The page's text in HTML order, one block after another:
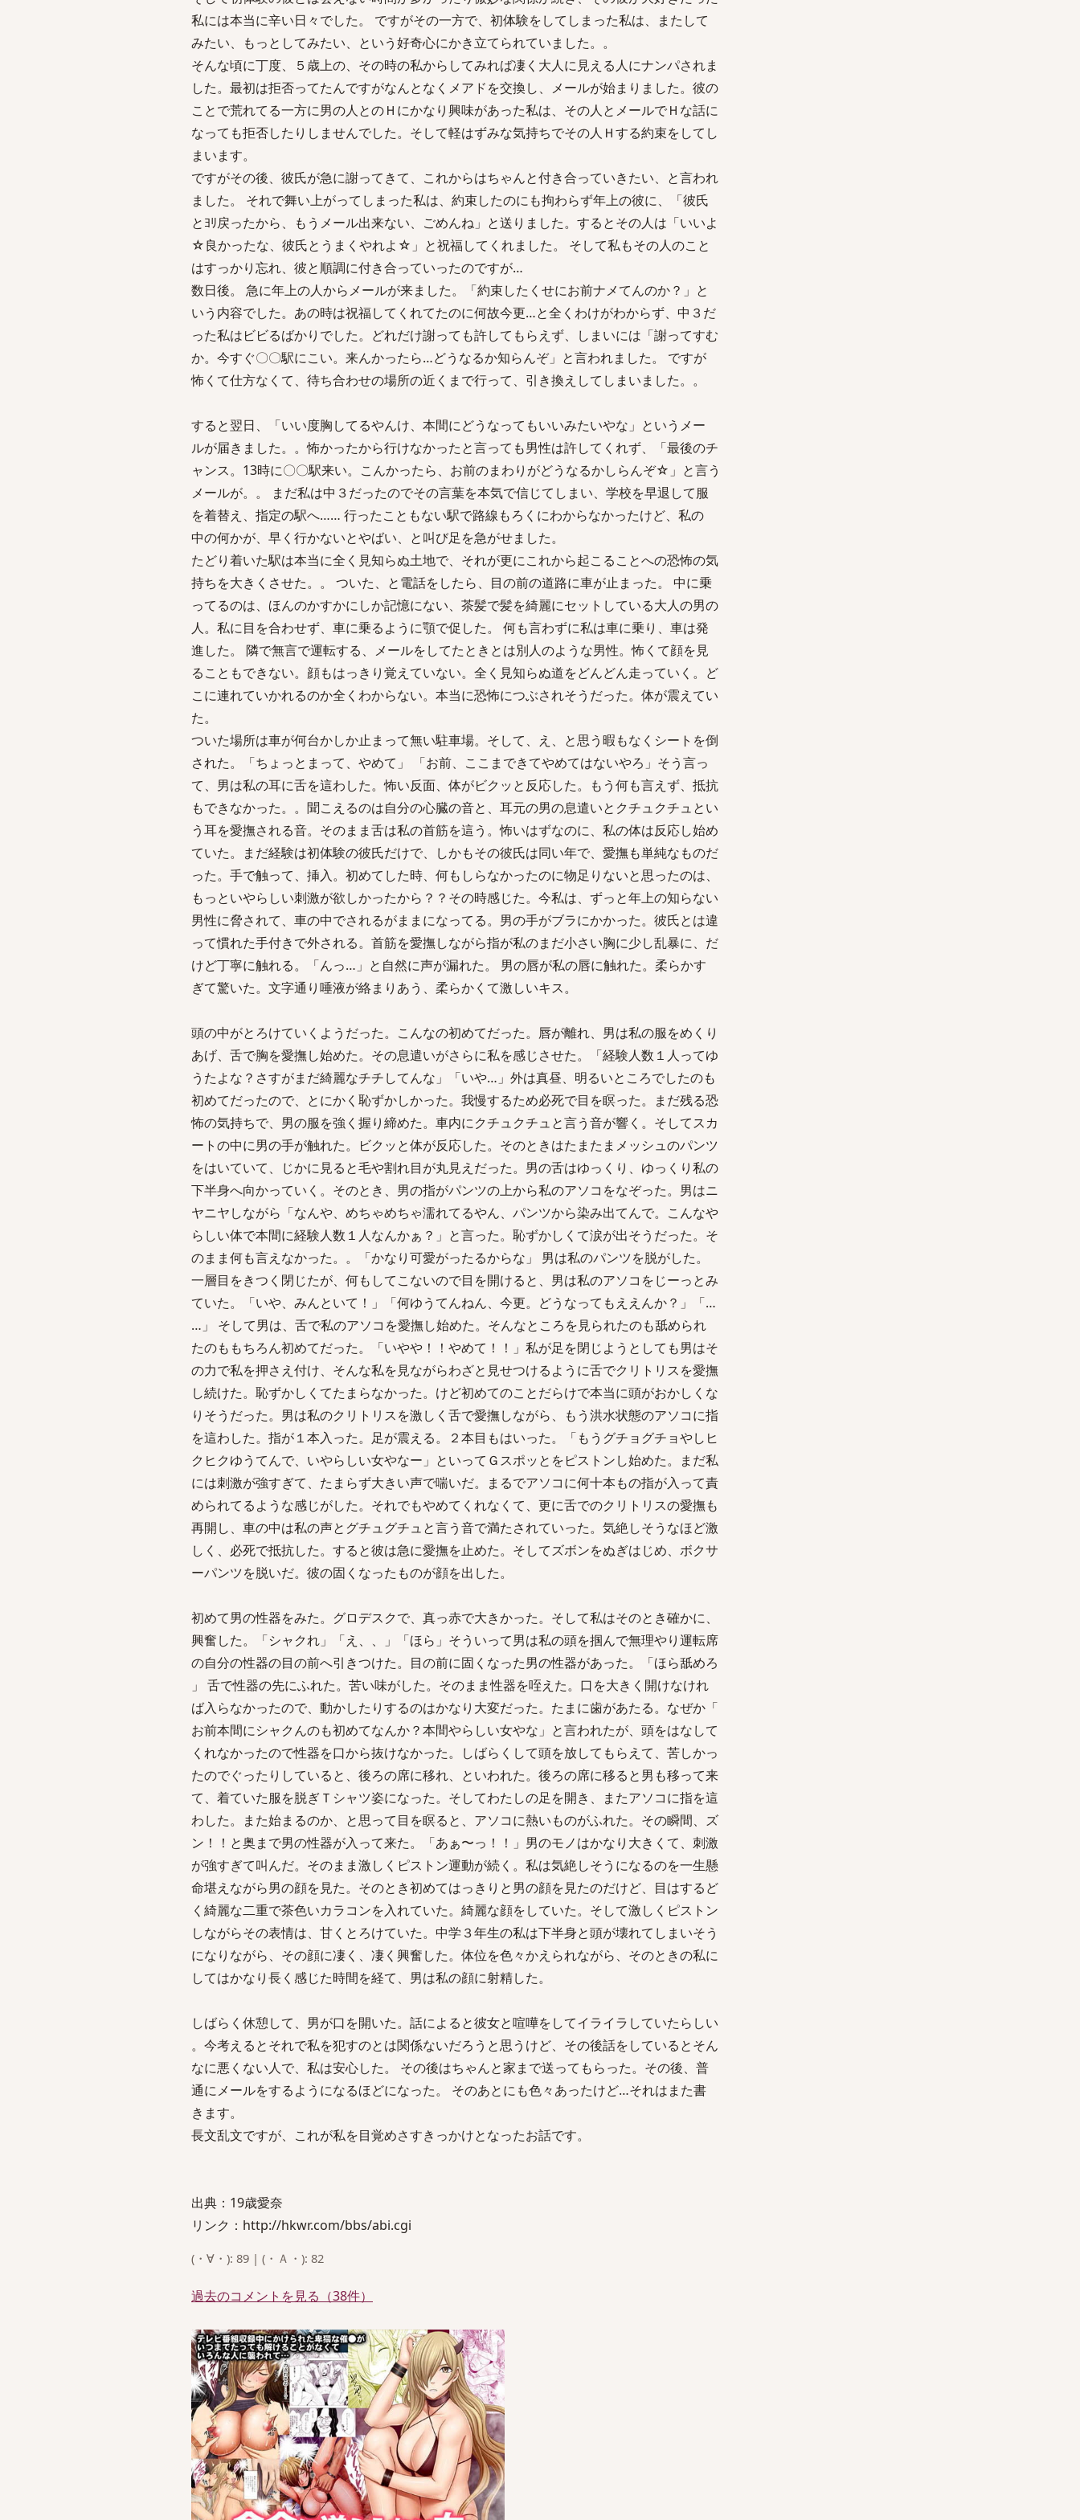
私には本当に辛い日々でした。 ですがその一方で、初体験をしてしまった私は、またして
みたい、もっとしてみたい、という好奇心にかき立てられていました。。
そんな頃に丁度、５歳上の、その時の私からしてみれば凄く大人に見える人にナンパされま
した。最初は拒否ってたんですがなんとなくメアドを交換し、メールが始まりました。彼の
ことで荒れてる一方に男の人とのＨにかなり興味があった私は、その人とメールでＨな話に
なっても拒否したりしませんでした。そして軽はずみな気持ちでその人Ｈする約束をしてし
まいます。
ですがその後、彼氏が急に謝ってきて、これからはちゃんと付き合っていきたい、と言われ
ました。 それで舞い上がってしまった私は、約束したのにも拘わらず年上の彼に、「彼氏
とﾖﾘ戻ったから、もうメール出来ない、ごめんね」と送りました。するとその人は「いいよ
☆良かったな、彼氏とうまくやれよ☆」と祝福してくれました。 そして私もその人のこと
はすっかり忘れ、彼と順調に付き合っていったのですが…
数日後。 急に年上の人からメールが来ました。「約束したくせにお前ナメてんのか？」と
いう内容でした。あの時は祝福してくれてたのに何故今更…と全くわけがわからず、中３だ
った私はビビるばかりでした。どれだけ謝っても許してもらえず、しまいには「謝ってすむ
か。今すぐ〇〇駅にこい。来んかったら…どうなるか知らんぞ」と言われました。 ですが
怖くて仕方なくて、待ち合わせの場所の近くまで行って、引き換えしてしまいました。。
すると翌日、「いい度胸してるやんけ、本間にどうなってもいいみたいやな」というメー
ルが届きました。。怖かったから行けなかったと言っても男性は許してくれず、「最後のチ
ャンス。13時に〇〇駅来い。こんかったら、お前のまわりがどうなるかしらんぞ☆」と言う
メールが。。 まだ私は中３だったのでその言葉を本気で信じてしまい、学校を早退して服
を着替え、指定の駅へ…… 行ったこともない駅で路線もろくにわからなかったけど、私の
中の何かが、早く行かないとやばい、と叫び足を急がせました。
たどり着いた駅は本当に全く見知らぬ土地で、それが更にこれから起こることへの恐怖の気
持ちを大きくさせた。。 ついた、と電話をしたら、目の前の道路に車が止まった。 中に乗
ってるのは、ほんのかすかにしか記憶にない、茶髪で髪を綺麗にセットしている大人の男の
人。私に目を合わせず、車に乗るように顎で促した。 何も言わずに私は車に乗り、車は発
進した。 隣で無言で運転する、メールをしてたときとは別人のような男性。怖くて顔を見
ることもできない。顔もはっきり覚えていない。全く見知らぬ道をどんどん走っていく。ど
こに連れていかれるのか全くわからない。本当に恐怖につぶされそうだった。体が震えてい
た。
ついた場所は車が何台かしか止まって無い駐車場。そして、え、と思う暇もなくシートを倒
された。「ちょっとまって、やめて」 「お前、ここまできてやめてはないやろ」そう言っ
て、男は私の耳に舌を這わした。怖い反面、体がビクッと反応した。もう何も言えず、抵抗
もできなかった。。聞こえるのは自分の心臓の音と、耳元の男の息遣いとクチュクチュとい
う耳を愛撫される音。そのまま舌は私の首筋を這う。怖いはずなのに、私の体は反応し始め
ていた。まだ経験は初体験の彼氏だけで、しかもその彼氏は同い年で、愛撫も単純なものだ
った。手で触って、挿入。初めてした時、何もしらなかったのに物足りないと思ったのは、
もっといやらしい刺激が欲しかったから？？その時感じた。今私は、ずっと年上の知らない
男性に脅されて、車の中でされるがままになってる。男の手がブラにかかった。彼氏とは違
って慣れた手付きで外される。首筋を愛撫しながら指が私のまだ小さい胸に少し乱暴に、だ
けど丁寧に触れる。「んっ…」と自然に声が漏れた。 男の唇が私の唇に触れた。柔らかす
ぎて驚いた。文字通り唾液が絡まりあう、柔らかくて激しいキス。
頭の中がとろけていくようだった。こんなの初めてだった。唇が離れ、男は私の服をめくり
あげ、舌で胸を愛撫し始めた。その息遣いがさらに私を感じさせた。「経験人数１人ってゆ
うたよな？さすがまだ綺麗なチチしてんな」「いや…」外は真昼、明るいところでしたのも
初めてだったので、とにかく恥ずかしかった。我慢するため必死で目を瞑った。まだ残る恐
怖の気持ちで、男の服を強く握り締めた。車内にクチュクチュと言う音が響く。そしてスカ
ートの中に男の手が触れた。ビクッと体が反応した。そのときはたまたまメッシュのパンツ
をはいていて、じかに見ると毛や割れ目が丸見えだった。男の舌はゆっくり、ゆっくり私の
下半身へ向かっていく。そのとき、男の指がパンツの上から私のアソコをなぞった。男はニ
ヤニヤしながら「なんや、めちゃめちゃ濡れてるやん、パンツから染み出てんで。こんなや
らしい体で本間に経験人数１人なんかぁ？」と言った。恥ずかしくて涙が出そうだった。そ
のまま何も言えなかった。。「かなり可愛がったるからな」 男は私のパンツを脱がした。
一層目をきつく閉じたが、何もしてこないので目を開けると、男は私のアソコをじーっとみ
ていた。「いや、みんといて！」「何ゆうてんねん、今更。どうなってもええんか？」「…
…」 そして男は、舌で私のアソコを愛撫し始めた。そんなところを見られたのも舐められ
たのももちろん初めてだった。「いやや！！やめて！！」私が足を閉じようとしても男はそ
の力で私を押さえ付け、そんな私を見ながらわざと見せつけるように舌でクリトリスを愛撫
し続けた。恥ずかしくてたまらなかった。けど初めてのことだらけで本当に頭がおかしくな
りそうだった。男は私のクリトリスを激しく舌で愛撫しながら、もう洪水状態のアソコに指
を這わした。指が１本入った。足が震える。２本目もはいった。「もうグチョグチョやしヒ
クヒクゆうてんで、いやらしい女やなー」といってＧスポッとをピストンし始めた。まだ私
には刺激が強すぎて、たまらず大きい声で喘いだ。まるでアソコに何十本もの指が入って責
められてるような感じがした。それでもやめてくれなくて、更に舌でのクリトリスの愛撫も
再開し、車の中は私の声とグチュグチュと言う音で満たされていった。気絶しそうなほど激
しく、必死で抵抗した。すると彼は急に愛撫を止めた。そしてズボンをぬぎはじめ、ボクサ
ーパンツを脱いだ。彼の固くなったものが顔を出した。
初めて男の性器をみた。グロデスクで、真っ赤で大きかった。そして私はそのとき確かに、
興奮した。「シャクれ」「え、、」「ほら」そういって男は私の頭を掴んで無理やり運転席
の自分の性器の目の前へ引きつけた。目の前に固くなった男の性器があった。「ほら舐めろ
」 舌で性器の先にふれた。苦い味がした。そのまま性器を咥えた。口を大きく開けなけれ
ば入らなかったので、動かしたりするのはかなり大変だった。たまに歯があたる。なぜか「
お前本間にシャクんのも初めてなんか？本間やらしい女やな」と言われたが、頭をはなして
くれなかったので性器を口から抜けなかった。しばらくして頭を放してもらえて、苦しかっ
たのでぐったりしていると、後ろの席に移れ、といわれた。後ろの席に移ると男も移って来
て、着ていた服を脱ぎＴシャツ姿になった。そしてわたしの足を開き、またアソコに指を這
わした。また始まるのか、と思って目を瞑ると、アソコに熱いものがふれた。その瞬間、ズ
ン！！と奥まで男の性器が入って来た。「あぁ〜っ！！」男のモノはかなり大きくて、刺激
が強すぎて叫んだ。そのまま激しくピストン運動が続く。私は気絶しそうになるのを一生懸
命堪えながら男の顔を見た。そのとき初めてはっきりと男の顔を見たのだけど、目はするど
く綺麗な二重で茶色いカラコンを入れていた。綺麗な顔をしていた。そして激しくピストン
しながらその表情は、甘くとろけていた。中学３年生の私は下半身と頭が壊れてしまいそう
になりながら、その顔に凄く、凄く興奮した。体位を色々かえられながら、そのときの私に
してはかなり長く感じた時間を経て、男は私の顔に射精した。
しばらく休憩して、男が口を開いた。話によると彼女と喧嘩をしてイライラしていたらしい
。今考えるとそれで私を犯すのとは関係ないだろうと思うけど、その後話をしているとそん
なに悪くない人で、私は安心した。 その後はちゃんと家まで送ってもらった。その後、普
通にメールをするようになるほどになった。 そのあとにも色々あったけど…それはまた書
きます。
長文乱文ですが、これが私を目覚めさすきっかけとなったお話です。
出典：19歳愛奈
リンク：http://hkwr.com/bbs/abi.cgi
(・∀・): 89 | (・Ａ・): 82
過去のコメントを見る（38件）